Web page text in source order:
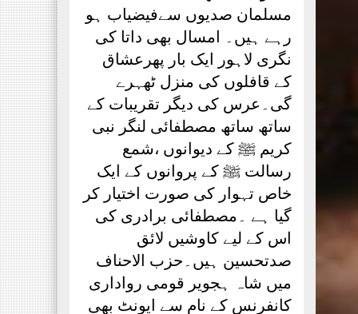
مسلمان صدیوں سےفیضیاب ہو
رہے ہیں۔ امسال بھی داتا کی
نگری لاہور ایک بار پھرعشاق
کے قافلوں کی منزل ٹھہرے
گی۔عرس کی دیگر تقریبات کے
ساتھ ساتھ مصطفائی لنگر نبی
کریم ﷺ کے دیوانوں ،شمع
رسالت ﷺ کے پروانوں کے ایک
خاص تہوار کی صورت اختیار کر
گیا ہے ۔مصطفائی برادری کی
اس کے لیے کاوشیں لائق
صدتحسین ہیں۔حزب الاحناف
میں شاہ ہجویر قومی رواداری
کانفرنس کے نام سے ایونٹ بھی